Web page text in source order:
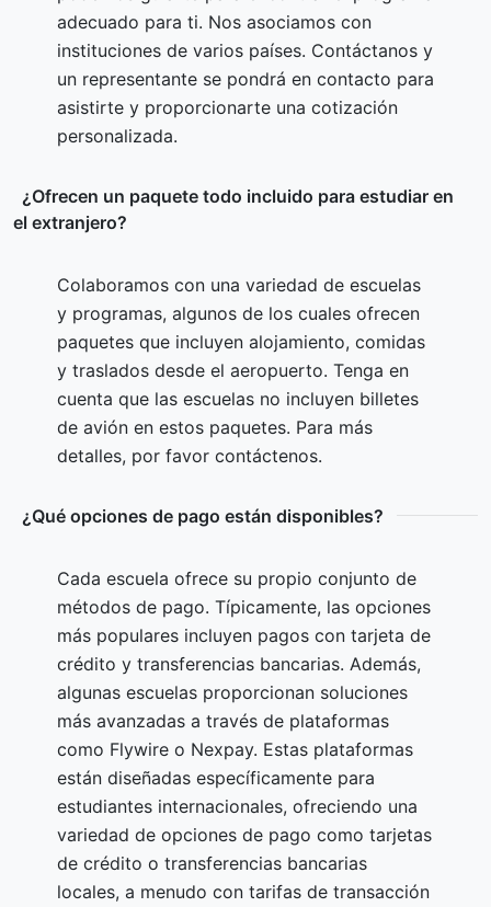
adecuado para ti. Nos asociamos con
instituciones de varios países. Contáctanos y
un representante se pondrá en contacto para
asistirte y proporcionarte una cotización
personalizada.
¿Ofrecen un paquete todo incluido para estudiar en
el extranjero?
Colaboramos con una variedad de escuelas
y programas, algunos de los cuales ofrecen
paquetes que incluyen alojamiento, comidas
y traslados desde el aeropuerto. Tenga en
cuenta que las escuelas no incluyen billetes
de avión en estos paquetes. Para más
detalles, por favor contáctenos.
¿Qué opciones de pago están disponibles?
Cada escuela ofrece su propio conjunto de
métodos de pago. Típicamente, las opciones
más populares incluyen pagos con tarjeta de
crédito y transferencias bancarias. Además,
algunas escuelas proporcionan soluciones
más avanzadas a través de plataformas
como Flywire o Nexpay. Estas plataformas
están diseñadas específicamente para
estudiantes internacionales, ofreciendo una
variedad de opciones de pago como tarjetas
de crédito o transferencias bancarias
locales, a menudo con tarifas de transacción